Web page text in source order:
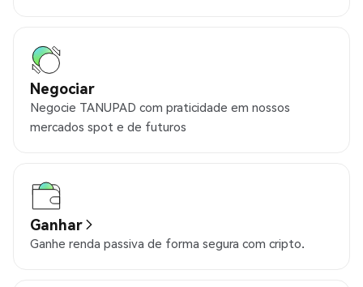
Negociar
Negocie TANUPAD com praticidade em nossos
mercados spot e de futuros
Ganhar
Ganhe renda passiva de forma segura com cripto.